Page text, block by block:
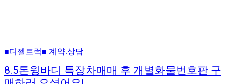
■디젤트럭■ 계약.상담
8.5톤윙바디 특장차매매 후 개별화물번호판 구